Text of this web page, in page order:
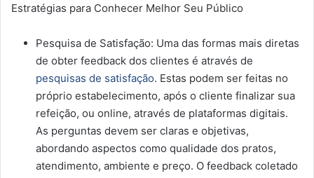
Estratégias para Conhecer Melhor Seu Público
Pesquisa de Satisfação: Uma das formas mais diretas
de obter feedback dos clientes é através de
pesquisas de satisfação. Estas podem ser feitas no
próprio estabelecimento, após o cliente finalizar sua
refeição, ou online, através de plataformas digitais.
As perguntas devem ser claras e objetivas,
abordando aspectos como qualidade dos pratos,
atendimento, ambiente e preço. O feedback coletado